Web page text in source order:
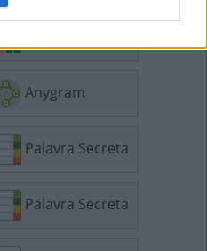
Anygram
Palavra Secreta
Palavra Secreta